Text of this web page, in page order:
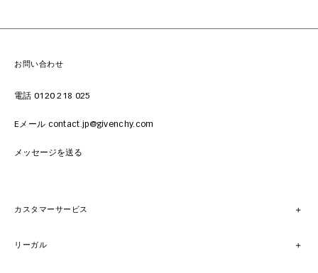
お問い合わせ
電話 0120 218 025
Eメール contact.jp@givenchy.com
メッセージを送る
カスタマーサービス
リーガル